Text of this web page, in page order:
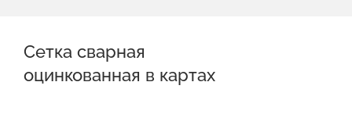
Сетка сварная
оцинкованная в картах